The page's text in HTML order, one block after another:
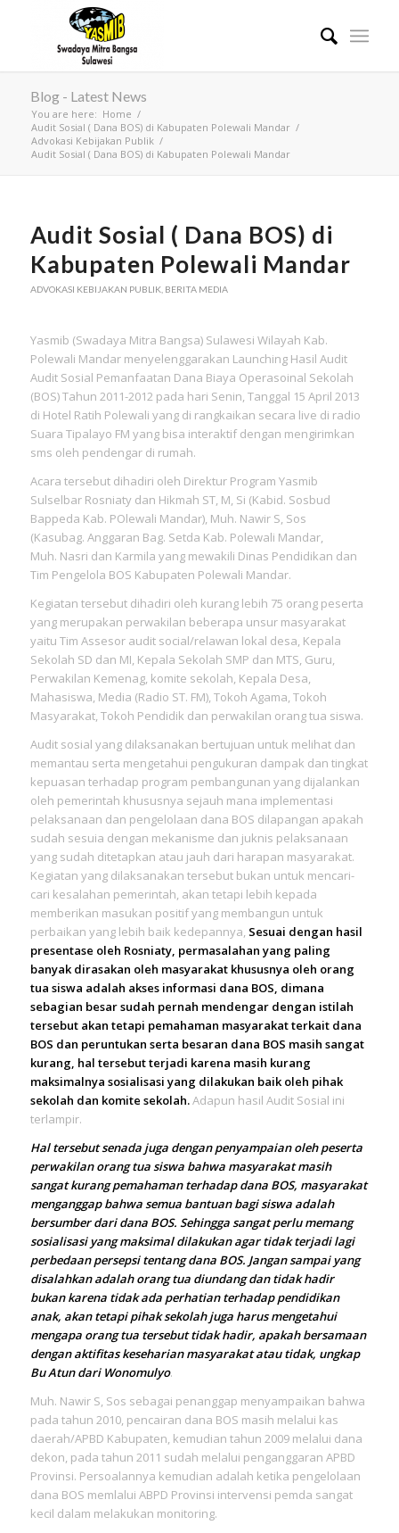
Blog - Latest News
You are here: Home /
Audit Sosial ( Dana BOS) di Kabupaten Polewali Mandar /
Advokasi Kebijakan Publik /
Audit Sosial ( Dana BOS) di Kabupaten Polewali Mandar
Audit Sosial ( Dana BOS) di
Kabupaten Polewali Mandar
ADVOKASI KEBIJAKAN PUBLIK, BERITA MEDIA
Yasmib (Swadaya Mitra Bangsa) Sulawesi Wilayah Kab.
Polewali Mandar menyelenggarakan Launching Hasil Audit
Audit Sosial Pemanfaatan Dana Biaya Operasoinal Sekolah
(BOS) Tahun 2011-2012 pada hari Senin, Tanggal 15 April 2013
di Hotel Ratih Polewali yang di rangkaikan secara live di radio
Suara Tipalayo FM yang bisa interaktif dengan mengirimkan
sms oleh pendengar di rumah.
Acara tersebut dihadiri oleh Direktur Program Yasmib
Sulselbar Rosniaty dan Hikmah ST, M, Si (Kabid. Sosbud
Bappeda Kab. POlewali Mandar), Muh. Nawir S, Sos
(Kasubag. Anggaran Bag. Setda Kab. Polewali Mandar,
Muh. Nasri dan Karmila yang mewakili Dinas Pendidikan dan
Tim Pengelola BOS Kabupaten Polewali Mandar.
Kegiatan tersebut dihadiri oleh kurang lebih 75 orang peserta
yang merupakan perwakilan beberapa unsur masyarakat
yaitu Tim Assesor audit social/relawan lokal desa, Kepala
Sekolah SD dan MI, Kepala Sekolah SMP dan MTS, Guru,
Perwakilan Kemenag, komite sekolah, Kepala Desa,
Mahasiswa, Media (Radio ST. FM), Tokoh Agama, Tokoh
Masyarakat, Tokoh Pendidik dan perwakilan orang tua siswa.
Audit sosial yang dilaksanakan bertujuan untuk melihat dan
memantau serta mengetahui pengukuran dampak dan tingkat
kepuasan terhadap program pembangunan yang dijalankan
oleh pemerintah khususnya sejauh mana implementasi
pelaksanaan dan pengelolaan dana BOS dilapangan apakah
sudah sesuia dengan mekanisme dan juknis pelaksanaan
yang sudah ditetapkan atau jauh dari harapan masyarakat.
Kegiatan yang dilaksanakan tersebut bukan untuk mencari-
cari kesalahan pemerintah, akan tetapi lebih kepada
memberikan masukan positif yang membangun untuk
perbaikan yang lebih baik kedepannya, Sesuai dengan hasil
presentase oleh Rosniaty, permasalahan yang paling
banyak dirasakan oleh masyarakat khususnya oleh orang
tua siswa adalah akses informasi dana BOS, dimana
sebagian besar sudah pernah mendengar dengan istilah
tersebut akan tetapi pemahaman masyarakat terkait dana
BOS dan peruntukan serta besaran dana BOS masih sangat
kurang, hal tersebut terjadi karena masih kurang
maksimalnya sosialisasi yang dilakukan baik oleh pihak
sekolah dan komite sekolah.Adapun hasil Audit Sosial ini
terlampir.
Hal tersebut senada juga dengan penyampaian oleh peserta
perwakilan orang tua siswa bahwa masyarakat masih
sangat kurang pemahaman terhadap dana BOS, masyarakat
menganggap bahwa semua bantuan bagi siswa adalah
bersumber dari dana BOS. Sehingga sangat perlu memang
sosialisasi yang maksimal dilakukan agar tidak terjadi lagi
perbedaan persepsi tentang dana BOS. Jangan sampai yang
disalahkan adalah orang tua diundang dan tidak hadir
bukan karena tidak ada perhatian terhadap pendidikan
anak, akan tetapi pihak sekolah juga harus mengetahui
mengapa orang tua tersebut tidak hadir, apakah bersamaan
dengan aktifitas keseharian masyarakat atau tidak, ungkap
Bu Atun dari Wonomulyo.
Muh. Nawir S, Sos sebagai penanggap menyampaikan bahwa
pada tahun 2010, pencairan dana BOS masih melalui kas
daerah/APBD Kabupaten, kemudian tahun 2009 melalui dana
dekon, pada tahun 2011 sudah melalui penganggaran APBD
Provinsi. Persoalannya kemudian adalah ketika pengelolaan
dana BOS memlalui ABPD Provinsi intervensi pemda sangat
kecil dalam melakukan monitoring.